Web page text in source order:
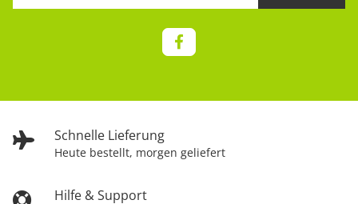
Schnelle Lieferung
Heute bestellt, morgen geliefert
Hilfe & Support